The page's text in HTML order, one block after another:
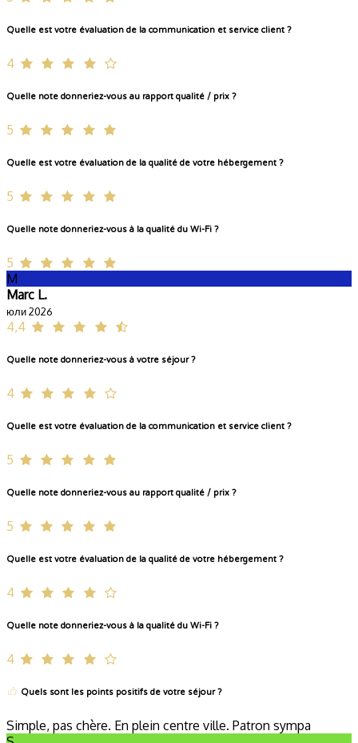
Quelle est votre évaluation de la communication et service client ?
4
Quelle note donneriez-vous au rapport qualité / prix ?
5
Quelle est votre évaluation de la qualité de votre hébergement ?
5
Quelle note donneriez-vous à la qualité du Wi-Fi ?
5
M
Marc L.
юли 2026
4,4
Quelle note donneriez-vous à votre séjour ?
4
Quelle est votre évaluation de la communication et service client ?
5
Quelle note donneriez-vous au rapport qualité / prix ?
5
Quelle est votre évaluation de la qualité de votre hébergement ?
4
Quelle note donneriez-vous à la qualité du Wi-Fi ?
4
Quels sont les points positifs de votre séjour ?
Simple, pas chère. En plein centre ville. Patron sympa